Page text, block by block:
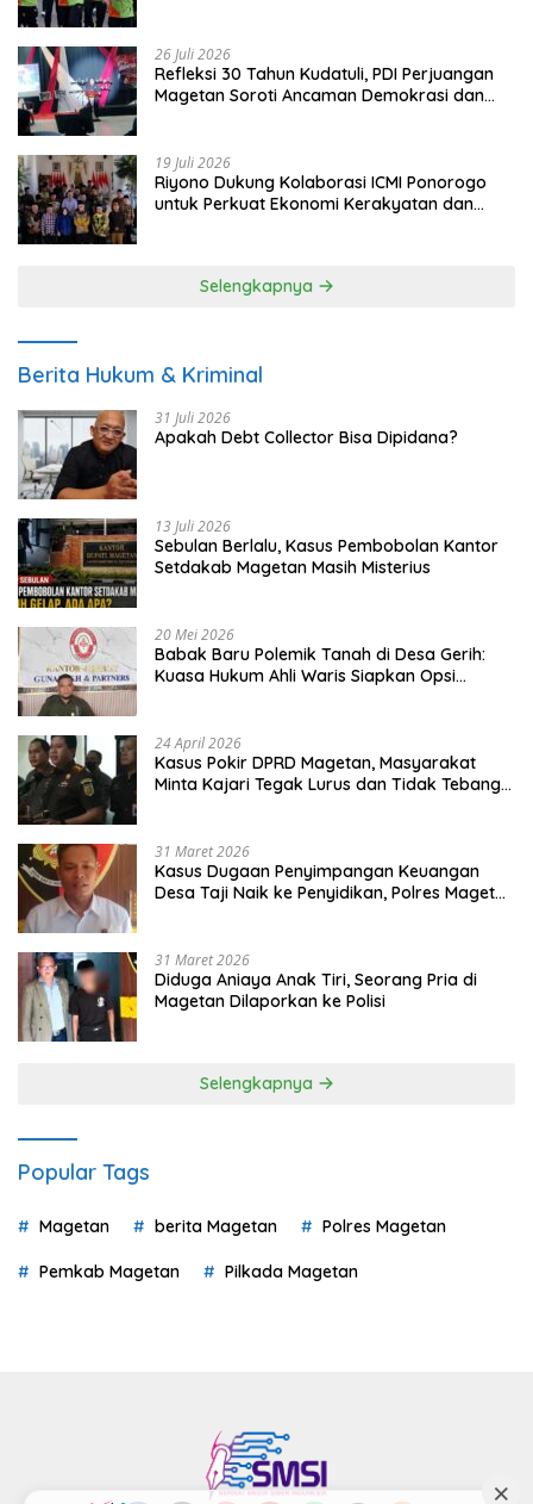
26 Juli 2026
Refleksi 30 Tahun Kudatuli, PDI Perjuangan
Magetan Soroti Ancaman Demokrasi dan
19 Juli 2026
Riyono Dukung Kolaborasi ICMI Ponorogo
untuk Perkuat Ekonomi Kerakyatan dan
Selengkapnya
Berita Hukum & Kriminal
31 Juli 2026
Apakah Debt Collector Bisa Dipidana?
13 Juli 2026
Sebulan Berlalu, Kasus Pembobolan Kantor
Setdakab Magetan Masih Misterius
20 Mei 2026
Babak Baru Polemik Tanah di Desa Gerih:
Kuasa Hukum Ahli Waris Siapkan Opsi
24 April 2026
Kasus Pokir DPRD Magetan, Masyarakat
Minta Kajari Tegak Lurus dan Tidak Tebang
31 Maret 2026
Kasus Dugaan Penyimpangan Keuangan
Desa Taji Naik ke Penyidikan, Polres Magetan
31 Maret 2026
Diduga Aniaya Anak Tiri, Seorang Pria di
Magetan Dilaporkan ke Polisi
Selengkapnya
Popular Tags
Magetan berita Magetan Polres Magetan
Pemkab Magetan Pilkada Magetan